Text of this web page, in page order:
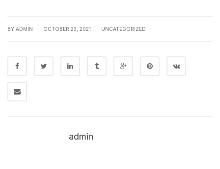
BY ADMIN OCTOBER 23, 2021 UNCATEGORIZED
admin